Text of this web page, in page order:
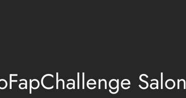
Salon